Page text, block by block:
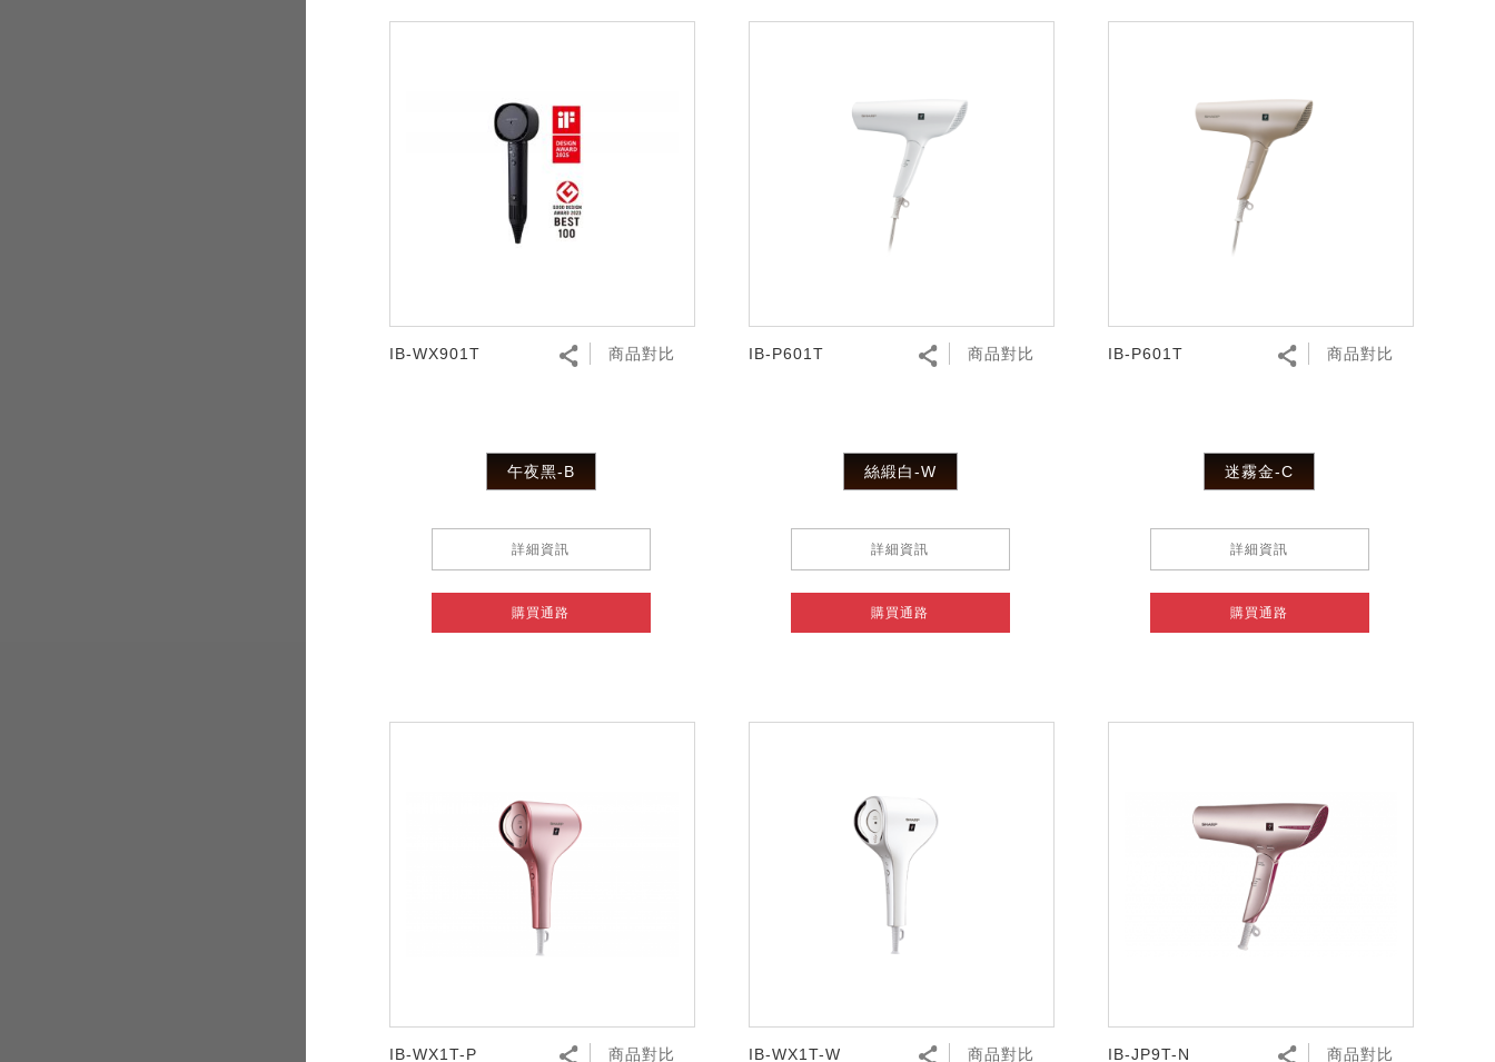
IB-WX901T 商品對比
午夜黑-B
詳細資訊
購買通路
IB-P601T 商品對比
絲緞白-W
詳細資訊
購買通路
IB-P601T 商品對比
迷霧金-C
詳細資訊
購買通路
IB-WX1T-P 商品對比 IB-WX1T-W 商品對比 IB-JP9T-N 商品對比